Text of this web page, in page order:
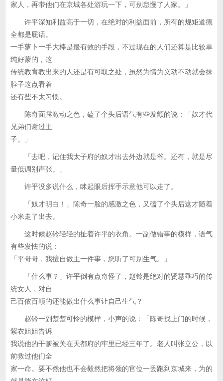
家人，再带他们在京城各处游玩一下，可别怠慢了人家。」
许平深知利益高于一切，在绝对的利益面前，所有的规矩道德
全都是屁话。
一手萝卜一手大棒是最有效的手段，不过现在的人们还算是比较单
纯好蒙的，这
传统教育教出来的人还是有可取之处，虽然为情为义动不动就会抹
脖子这点看着
还有些不太习惯。
陈奇面露激动之色，磕了个头后语气有些发颤的说：「奴才代
兄弟们谢过主
子。」
「去吧，记住我太子府的奴才出去外边就是爷。还有，就是尽
量低调别声张。」
许平没多说什么，眯起眼后挥手示意他可以走了。
「奴才明白！」陈奇一脸的感激之色，又磕了个头后这才随着
小米走了出去。
这时候赵铃轻轻的扯着许平的衣角。一副做错事的模样，语气
有些发怯的说：
「平哥哥，我擅自做主一件事，您听了可别生气。」
「什么事？」许平倒有点奇怪了，赵铃是绝对的贤慧乖巧的传
统女人，对自
己百依百顺的还能做出什么事让自己生气？
赵铃一副楚楚可怜的模样，小声的说：「陈奇找上门的时候，
紫衣姐姐告诉
我说他的干爹被关在天都府的牢里已经三年了。老人叫张立公，以
前救过他们全
家一命。要不然他也不会毅然把将领的官位一丢跑到京城来，为的